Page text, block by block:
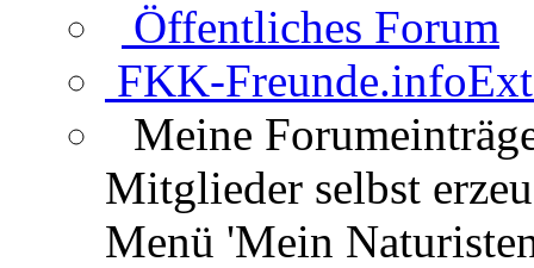
Öffentliches Forum
FKK-Freunde.info
Meine
Mitglieder selbst
Menü 'Mein